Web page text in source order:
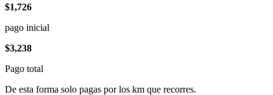
$1,726
pago inicial
$3,238
Pago total
De esta forma solo pagas por los km que recorres.